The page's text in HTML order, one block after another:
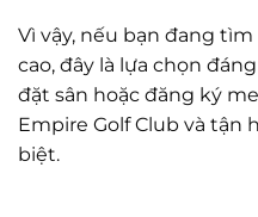
Vì vậy, nếu bạn đang
cao, đây là lựa chọn
đặt sân hoặc đăng ký
Empire Golf Club và tận
biệt.